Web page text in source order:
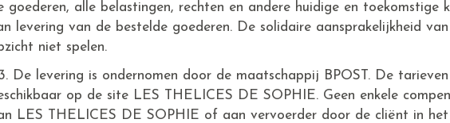
goederen, alle belastingen, rechten en andere huidige en toekomstige
levering van de bestelde goederen. De solidaire aansprakelijkheid
niet spelen.
De levering is ondernomen door de maatschappij BPOST. De
op de site LES THELICES DE SOPHIE. Geen enkele
LES THELICES DE SOPHIE of aan vervoerder door de cliënt in